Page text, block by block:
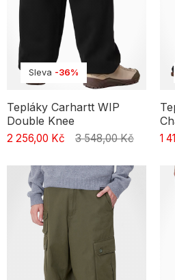
Sleva -36%
Tepláky Carhartt WIP
Double Knee
2 256,00 Kč 3 548,00 Kč 1